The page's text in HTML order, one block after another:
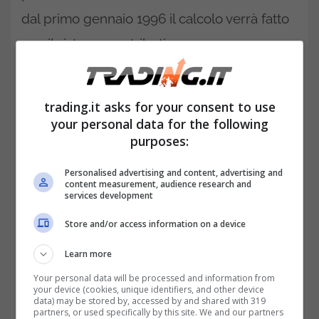
dal primo gennaio 1996 il calcolo verrà fatto
con il sistema contributivo.
A quanto ammonta la pensione ?
La pensione(calcolata come detto sopra dal
trading.it asks for your consent to use
your personal data for the following
purposes:
Personalised advertising and content, advertising and
content measurement, audience research and
services development
Store and/or access information on a device
Learn more
Your personal data will be processed and information from
your device (cookies, unique identifiers, and other device
data) may be stored by, accessed by and shared with 319
partners, or used specifically by this site. We and our partners